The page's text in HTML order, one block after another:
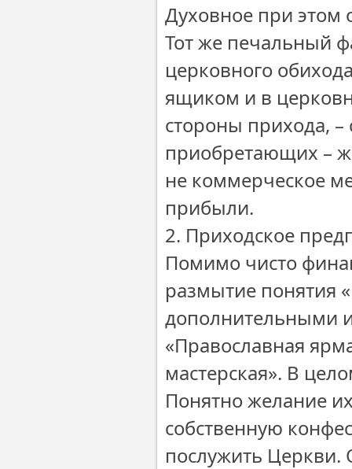
Духовное при этом
Тот же печальный
церковного
ящиком и в
стороны прихода, –
приобретающих –
не коммерческое
прибыли.
2. Приходское
Помимо чисто
размытие понятия
дополнительными
«Православная
мастерская». В
Понятно желание
собственную
послужить Церкви.